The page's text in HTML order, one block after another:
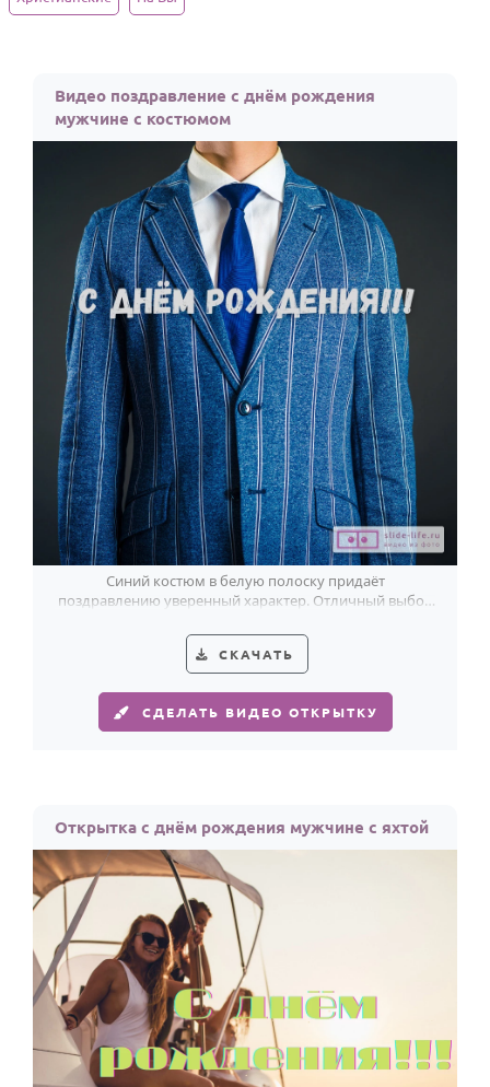
КОМУ
Маме
Папе
Детям
Все родственники
ПЕРСОНАЛЬНЫЕ
Пожелания
По именам
По годам
Видео поздравление с днём рождения
мужчине с костюмом
Синий костюм в белую полоску придаёт
поздравлению уверенный характер. Отличный выбор
СКАЧАТЬ
СДЕЛАТЬ ВИДЕО ОТКРЫТКУ
Открытка с днём рождения мужчине с яхтой